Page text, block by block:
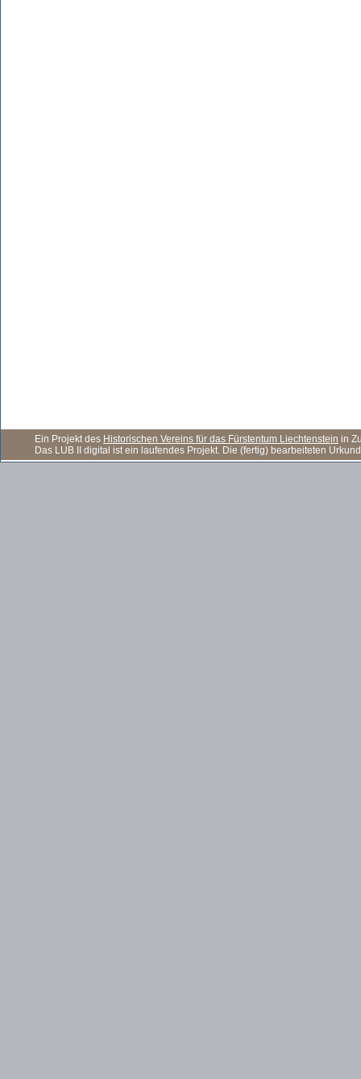
Ein Projekt des Historischen Vereins für das Fürstentum Liechtenstein in
Das LUB II digital ist ein laufendes Projekt. Die (fertig) bearbeiteten